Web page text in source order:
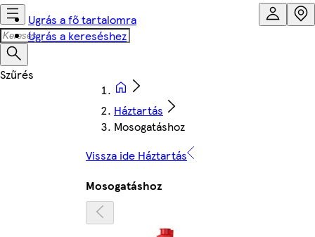
Ugrás a fő tartalomra
Ugrás a kereséshez
Háztartás
Mosogatáshoz
Vissza ide Háztartás
Mosogatáshoz